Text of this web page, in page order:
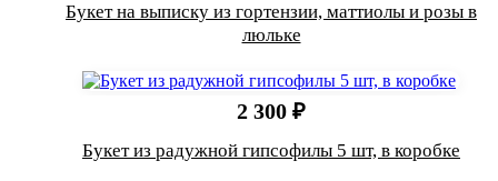
Букет на выписку из гортензии, маттиолы и розы в
люльке
2 300 ₽
Букет из радужной гипсофилы 5 шт, в коробке